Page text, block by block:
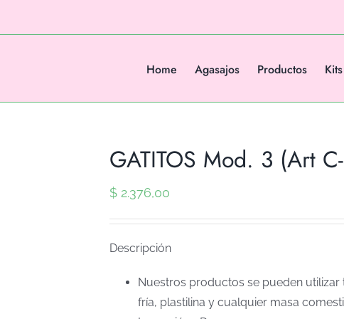
Home Agasajos Productos Kits
GATITOS Mod. 3 (Art
$ 2.376,00
Descripción
Nuestros productos se pueden
fría, plastilina y cualquier masa